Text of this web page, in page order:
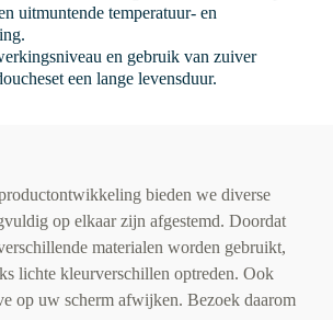
uitmuntende temperatuur- en
en gebruik van zuiver
een lange levensduur.
bieden we diverse
op elkaar zijn afgestemd. Doordat
materialen worden gebruikt,
lichte kleurverschillen optreden. Ook
op uw scherm afwijken. Bezoek daarom